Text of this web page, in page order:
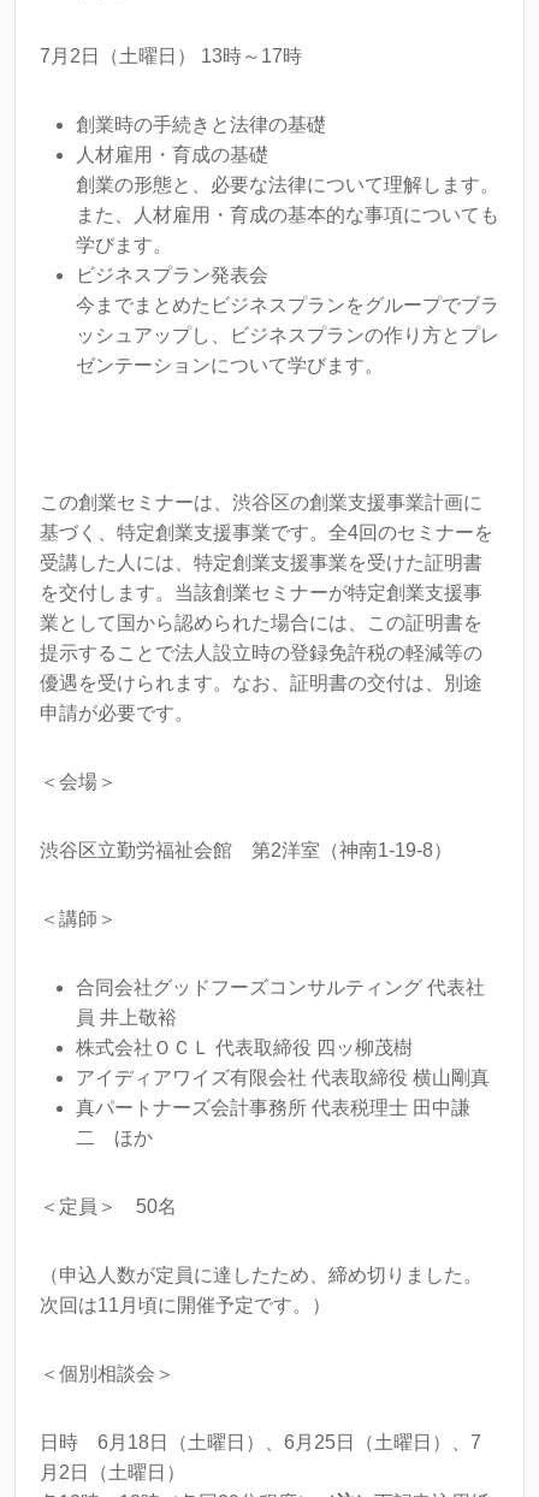
7月2日（土曜日） 13時～17時
創業時の手続きと法律の基礎
人材雇用・育成の基礎
創業の形態と、必要な法律について理解します。
また、人材雇用・育成の基本的な事項についても
学びます。
ビジネスプラン発表会
今までまとめたビジネスプランをグループでブラ
ッシュアップし、ビジネスプランの作り方とプレ
ゼンテーションについて学びます。
この創業セミナーは、渋谷区の創業支援事業計画に
基づく、特定創業支援事業です。全4回のセミナーを
受講した人には、特定創業支援事業を受けた証明書
を交付します。当該創業セミナーが特定創業支援事
業として国から認められた場合には、この証明書を
提示することで法人設立時の登録免許税の軽減等の
優遇を受けられます。なお、証明書の交付は、別途
申請が必要です。
＜会場＞
渋谷区立勤労福祉会館 第2洋室（神南1-19-8）
＜講師＞
合同会社グッドフーズコンサルティング 代表社
員 井上敬裕
株式会社ＯＣＬ 代表取締役 四ッ柳茂樹
アイディアワイズ有限会社 代表取締役 横山剛真
真パートナーズ会計事務所 代表税理士 田中謙
二 ほか
＜定員＞ 50名
（申込人数が定員に達したため、締め切りました。
次回は11月頃に開催予定です。）
＜個別相談会＞
日時 6月18日（土曜日）、6月25日（土曜日）、7
月2日（土曜日）